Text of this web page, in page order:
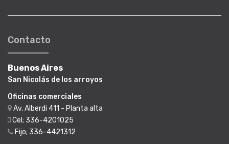
Contacto
Buenos Aires
San Nicolás de los arroyos
Oficinas comerciales
Av. Alberdi 411 - Planta alta
Cel; 336-4201025
Fijo; 336-4421312